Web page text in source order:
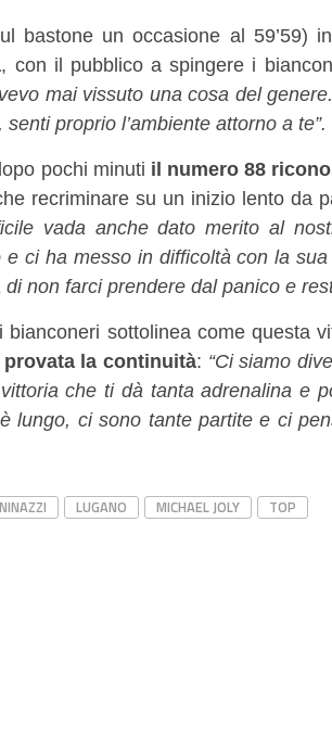
bastone un occasione al 59’59)
, con il pubblico a spingere i
mai vissuto una cosa del
proprio l’ambiente attorno a te”.
pochi minuti il numero 88
recriminare su un inizio lento da
vada anche dato merito al
ci ha messo in difficoltà con la sua
non farci prendere dal panico e
bianconeri sottolinea come questa
provata la continuità: “Ci siamo
che ti dà tanta adrenalina e
lungo, ci sono tante partite e ci
LUGANO MICHAEL JOLY TOP